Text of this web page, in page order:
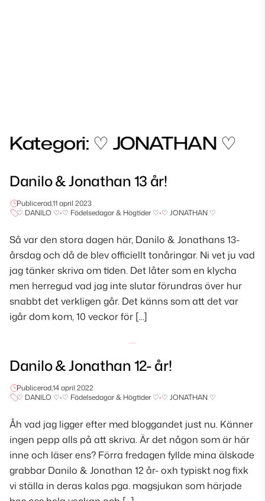
Kategori: ♡ JONATHAN ♡
Danilo & Jonathan 13 år!
Publicerad,11 april 2023
♡ DANILO ♡•♡ Födelsedagar & Högtider ♡•♡ JONATHAN ♡
Så var den stora dagen här, Danilo & Jonathans 13-
årsdag och då de blev officiellt tonåringar. Ni vet ju vad
jag tänker skriva om tiden. Det låter som en klycha
men herregud vad jag inte slutar förundras över hur
snabbt det verkligen går. Det känns som att det var
igår dom kom, 10 veckor för […]
Danilo & Jonathan 12- år!
Publicerad,14 april 2022
♡ DANILO ♡•♡ Födelsedagar & Högtider ♡•♡ JONATHAN ♡
Åh vad jag ligger efter med bloggandet just nu. Känner
ingen pepp alls på att skriva. Är det någon som är här
inne och läser ens? Förra fredagen fyllde mina älskade
grabbar Danilo & Jonathan 12 år- oxh typiskt nog fixk
vi ställa in deras kalas pga. magsjukan som härjade